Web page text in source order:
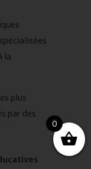
la
plus
par des
0